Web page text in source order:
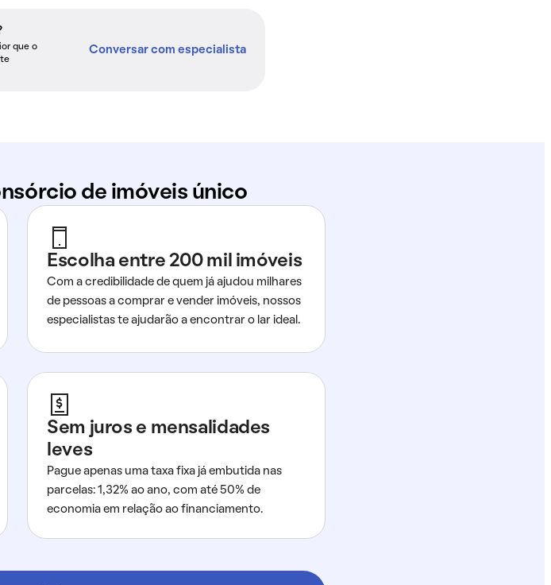
que o
te
Conversar com especialista
de imóveis único
Escolha entre 200 mil imóveis
Com a credibilidade de quem já ajudou milhares
de pessoas a comprar e vender imóveis, nossos
especialistas te ajudarão a encontrar o lar ideal.
Sem juros e mensalidades
leves
Pague apenas uma taxa fixa já embutida nas
parcelas: 1,32% ao ano, com até 50% de
economia em relação ao financiamento.